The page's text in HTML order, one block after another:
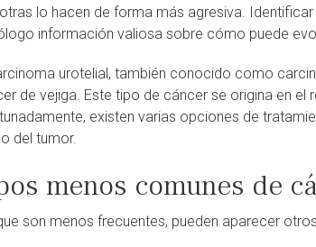
lo hacen de forma más agresiva.
información valiosa sobre cómo puede
urotelial, también conocido como
de vejiga. Este tipo de cáncer se origina en
existen varias opciones de
del tumor.
menos comunes de
son menos frecuentes, pueden aparecer